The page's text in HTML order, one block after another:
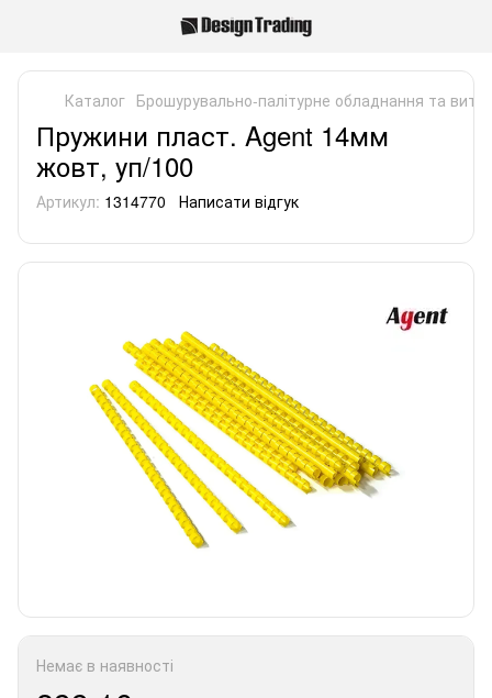
Каталог Брошурувально-палітурне обладнання та
Пружини пласт. Agent 14мм
жовт, уп/100
Артикул: 1314770 Написати відгук
Немає в наявності